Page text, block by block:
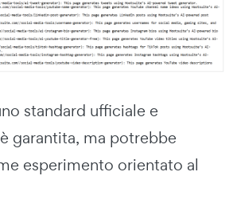
standard ufficiale e
garantita, ma potrebbe
esperimento orientato al